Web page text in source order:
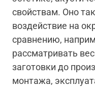
свойствам. Оно
воздействие на
сравнению,
рассматривать
заготовки до
монтажа,